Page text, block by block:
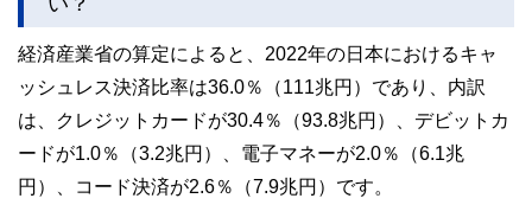
経済産業省の算定によると、2022年の日本におけるキャ
ッシュレス決済比率は36.0％（111兆円）であり、内訳
は、クレジットカードが30.4％（93.8兆円）、デビットカ
ードが1.0％（3.2兆円）、電子マネーが2.0％（6.1兆
円）、コード決済が2.6％（7.9兆円）です。